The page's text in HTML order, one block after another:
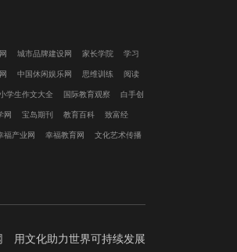
城市品牌建设网 家长学院 学习
中国休闲娱乐网 思维训练 阅读
学生作文大全 国际教育观察 白手创
网 宝岛期刊 教育百科 致富经
福产业网 幸福教育网 文化艺术传播
用文化助力世界可持续发展